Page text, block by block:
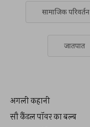
सामाजिक परिवर्तन
जातपात
अगली कहानी
सौ कैंडल पॉवर का बल्ब